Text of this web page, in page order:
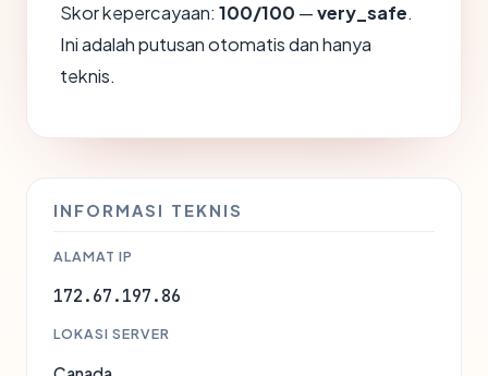
Skor kepercayaan: 100/100 —very_safe.
Ini adalah putusan otomatis dan hanya
teknis.
INFORMASI TEKNIS
ALAMAT IP
172.67.197.86
LOKASI SERVER